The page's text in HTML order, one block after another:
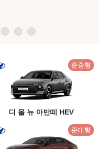
준중형
디 올 뉴 아반떼 HEV
준대형